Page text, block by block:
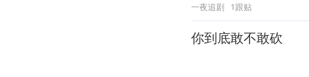
一夜追剧 1跟贴
你到底敢不敢砍